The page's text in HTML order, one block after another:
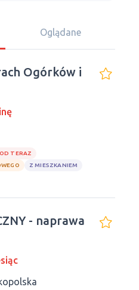
Oglądane
Ogórków i
TERAZ
Z MIESZKANIEM
- naprawa